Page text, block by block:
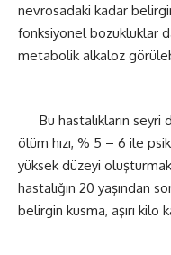
nevrosadaki kadar
fonksiyonel bozukluklar
metabolik alkaloz
Bu hastalıkların seyri
ölüm hızı, % 5 – 6 ile
yüksek düzeyi
hastalığın 20 yaşından
belirgin kusma, aşırı kilo